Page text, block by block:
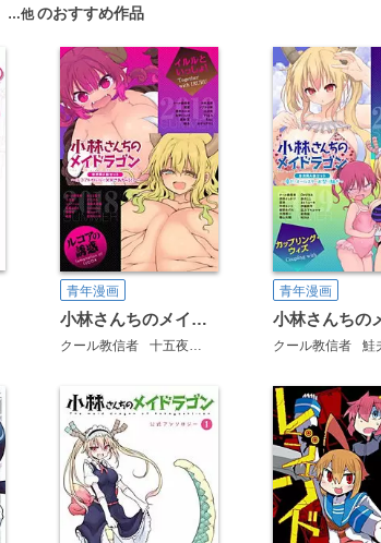
…他のおすすめ作品
青年漫画
小林さんちのメイドラゴン 公式同人誌セット～ルコア＆イルルに××されちゃう！？～ 【電子限定クール教信者描き下ろし付】
クール教信者 十五夜 コンノトヒロ 雪國おまる
青年漫画
クール教信者 鮭